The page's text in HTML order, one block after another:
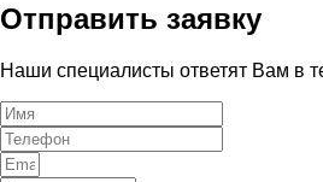
Отправить заявку
Наши специалисты ответят Вам в